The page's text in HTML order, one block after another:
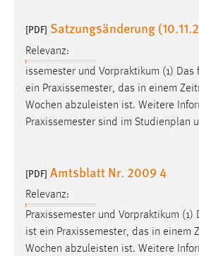
[PDF] Satzungsänderung
Relevanz:
issemester und Vorpraktikum (1) Das
ein Praxissemester, das in einem
Wochen abzuleisten ist. Weitere
Praxissemester sind im Studienplan
[PDF] Amtsblatt Nr. 2009 4
Relevanz:
Praxissemester und Vorpraktikum (1)
ist ein Praxissemester, das in einem
Wochen abzuleisten ist. Weitere